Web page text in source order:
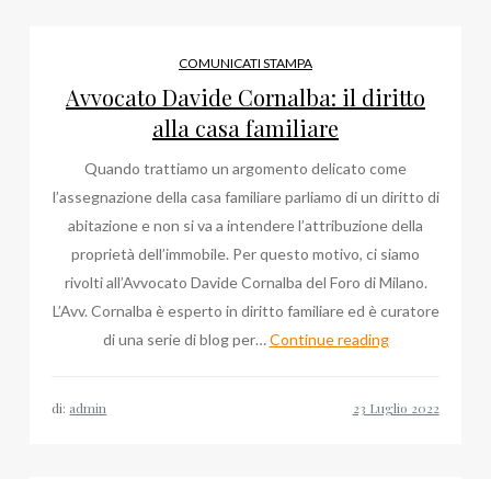
Duomo
di
COMUNICATI STAMPA
Avvocato Davide Cornalba: il diritto
alla casa familiare
Quando trattiamo un argomento delicato come
l’assegnazione della casa familiare parliamo di un diritto di
abitazione e non si va a intendere l’attribuzione della
proprietà dell’immobile. Per questo motivo, ci siamo
rivolti all’Avvocato Davide Cornalba del Foro di Milano.
L’Avv. Cornalba è esperto in diritto familiare ed è curatore
di una serie di blog per…Continue readingAvvocato
di: admin